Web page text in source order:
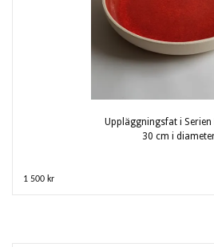
Uppläggningsfat i Serien
30 cm i
1 500 kr